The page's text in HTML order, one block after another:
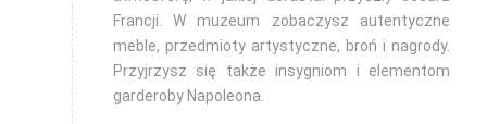
Francji. W muzeum zobaczysz autentyczne
meble, przedmioty artystyczne, broń i nagrody.
Przyjrzysz się także insygniom i elementom
garderoby Napoleona.